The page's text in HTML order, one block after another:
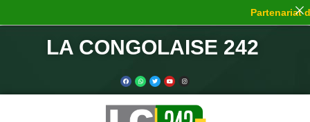
LA CONGOLAISE 242
Partenariat de